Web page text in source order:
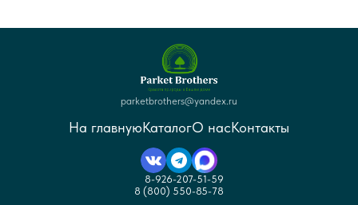
parketbrothers@yandex.ru
На главнуюКаталогО насКонтакты
8-926-207-51-59
8 (800) 550-85-78